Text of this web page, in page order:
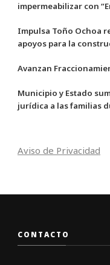
impermeabilizar con
Impulsa Toño Ochoa
apoyos para la
Avanzan
Municipio y Estado
jurídica a las familias
Aviso de Privacidad
CONTACTO